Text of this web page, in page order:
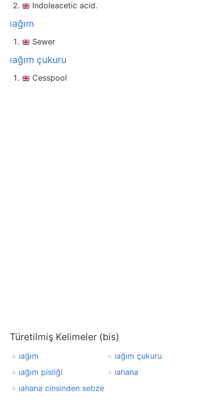
Indoleacetic acid.
ıağım
Sewer
ıağım çukuru
Cesspool
Türetilmiş Kelimeler (bis)
ıağım
ıağım çukuru
ıağım pisliği
ıahana
ıahana cinsinden sebze